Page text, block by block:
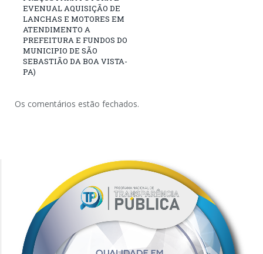
EVENUAL AQUISIÇÃO DE
LANCHAS E MOTORES EM
ATENDIMENTO A
PREFEITURA E FUNDOS DO
MUNICIPIO DE SÃO
SEBASTIÃO DA BOA VISTA-
PA)
Os comentários estão fechados.